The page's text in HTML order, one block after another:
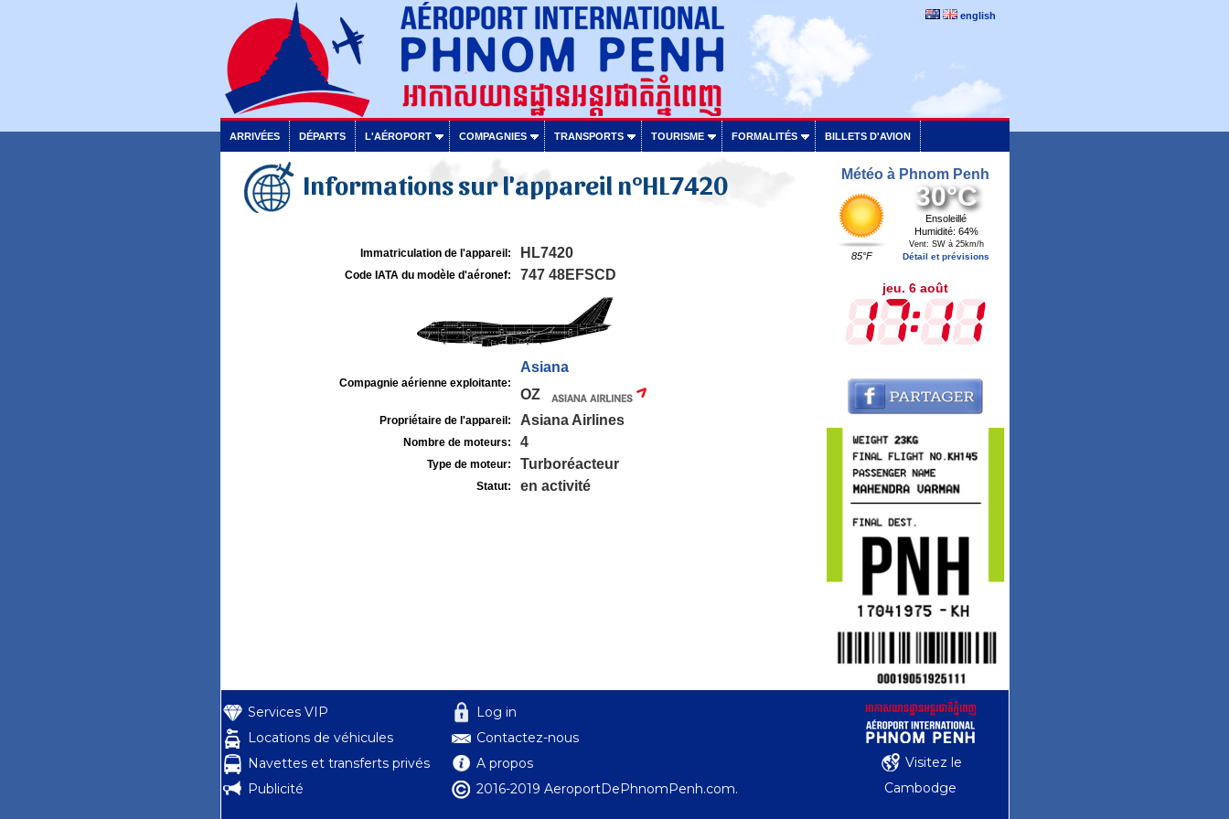
english
ARRIVÉES DÉPARTS L'AÉROPORT COMPAGNIES TRANSPORTS TOURISME FORMALITÉS BILLETS D'AVION
Informations sur l'appareil n°HL7420
Immatriculation de l'appareil: HL7420
Code IATA du modèle d'aéronef: 747 48EFSCD
Compagnie aérienne exploitante:
Asiana
OZ
Propriétaire de l'appareil: Asiana Airlines
Nombre de moteurs: 4
Type de moteur: Turboréacteur
Statut: en activité
Météo à Phnom Penh
85°F
30°C
Ensoleillé
Humidité: 64%
Vent: SW à 25km/h
Détail et prévisions
jeu. 6 août
Services VIP
Locations de véhicules
Navettes et transferts privés
Publicité
Log in
Contactez-nous
A propos
2016-2019 AeroportDePhnomPenh.com.
Visitez le
Cambodge